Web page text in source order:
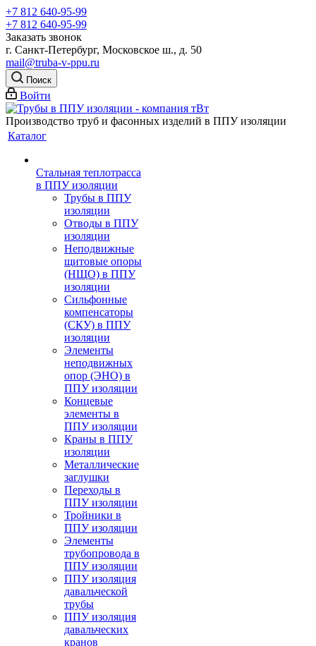
+7 812 640-95-99
+7 812 640-95-99
Заказать звонок
г. Санкт-Петербург, Московское ш., д. 50
mail@truba-v-ppu.ru
Поиск
Войти
Производство труб и фасонных изделий в ППУ изоляции
Каталог
Стальная теплотрасса
в ППУ изоляции
Трубы в ППУ
изоляции
Отводы в ППУ
изоляции
Неподвижные
щитовые опоры
(НЩО) в ППУ
изоляции
Cильфонные
компенсаторы
(СКУ) в ППУ
изоляции
Элементы
неподвижных
опор (ЭНО) в
ППУ изоляции
Концевые
элементы в
ППУ изоляции
Краны в ППУ
изоляции
Металлические
заглушки
Переходы в
ППУ изоляции
Тройники в
ППУ изоляции
Элементы
трубопровода в
ППУ изоляции
ППУ изоляция
давальческой
трубы
ППУ изоляция
давальческих
кранов